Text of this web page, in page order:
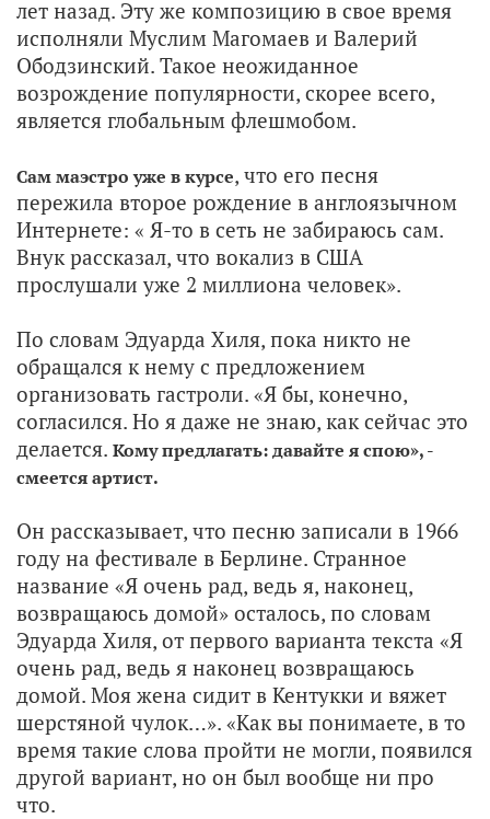
лет назад. Эту же композицию в свое время
исполняли Муслим Магомаев и Валерий
Ободзинский. Такое неожиданное
возрождение популярности, скорее всего,
является глобальным флешмобом.
Сам маэстро уже в курсе, что его песня
пережила второе рождение в англоязычном
Интернете: « Я-то в сеть не забираюсь сам.
Внук рассказал, что вокализ в США
прослушали уже 2 миллиона человек».
По словам Эдуарда Хиля, пока никто не
обращался к нему с предложением
организовать гастроли. «Я бы, конечно,
согласился. Но я даже не знаю, как сейчас это
делается. Кому предлагать: давайте я спою», -
смеется артист.
Он рассказывает, что песню записали в 1966
году на фестивале в Берлине. Странное
название «Я очень рад, ведь я, наконец,
возвращаюсь домой» осталось, по словам
Эдуарда Хиля, от первого варианта текста «Я
очень рад, ведь я наконец возвращаюсь
домой. Моя жена сидит в Кентукки и вяжет
шерстяной чулок…». «Как вы понимаете, в то
время такие слова пройти не могли, появился
другой вариант, но он был вообще ни про
что.